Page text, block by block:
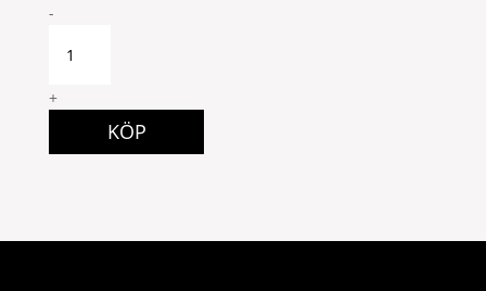
Dra
lakan
180x200
quantity
-
+
KÖP